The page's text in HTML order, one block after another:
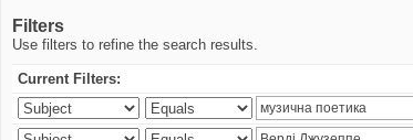
Filters
Use filters to refine the search results.
Current Filters: